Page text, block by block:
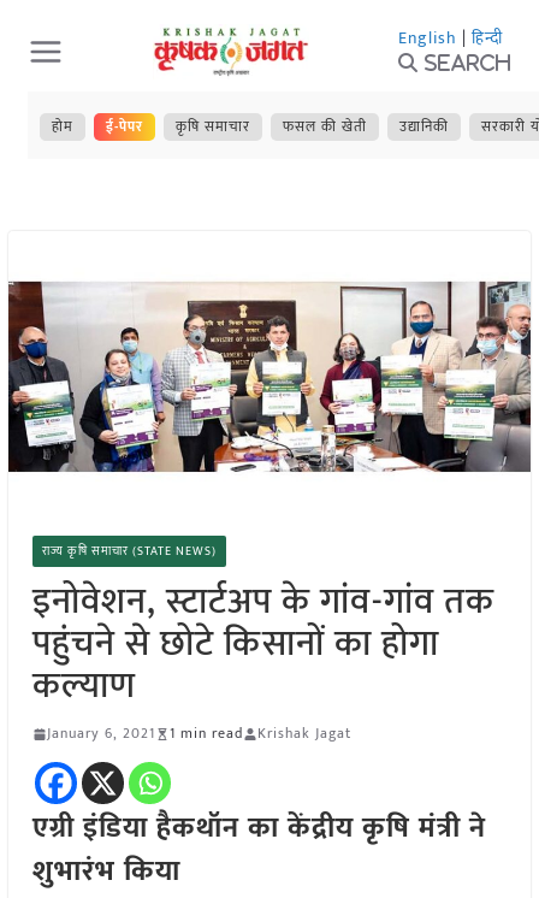
Skip
to
content
English | हिन्दी
Search
होम ई-पेपर कृषि समाचार फसल की खेती उद्यानिकी सरकारी
राज्य कृषि समाचार (STATE NEWS)
इनोवेशन, स्टार्टअप के गांव-गांव तक
पहुंचने से छोटे किसानों का होगा
कल्याण
January 6, 2021 1 min read Krishak Jagat
एग्री इंडिया हैकथॉन का केंद्रीय कृषि मंत्री ने
शुभारंभ किया